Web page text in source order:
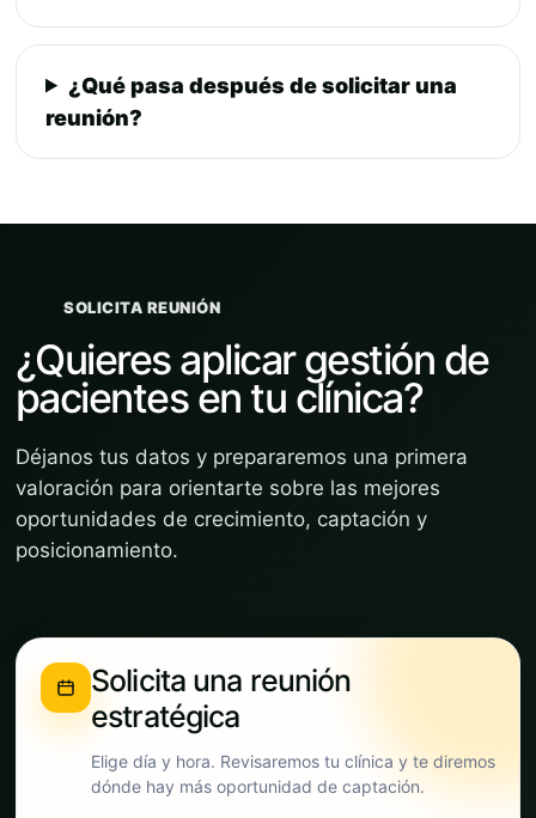
¿Qué pasa después de solicitar una
reunión?
SOLICITA REUNIÓN
¿Quieres aplicar gestión de
pacientes en tu clínica?
Déjanos tus datos y prepararemos una primera
valoración para orientarte sobre las mejores
oportunidades de crecimiento, captación y
posicionamiento.
Solicita una reunión
estratégica
Elige día y hora. Revisaremos tu clínica y te diremos
dónde hay más oportunidad de captación.